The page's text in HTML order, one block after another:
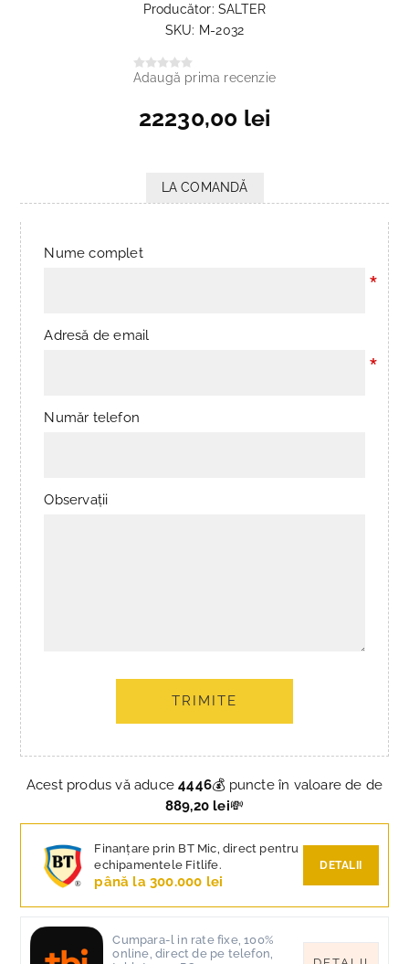
Producător: SALTER
SKU: M-2032
Adaugă prima recenzie
22230,00 lei
LA COMANDĂ
Nume complet
*
Adresă de email
*
Număr telefon
Observații
TRIMITE
Acest produs vă aduce4446💰 puncte în valoare de de
889,20 lei💸
Finanțare prin BT Mic, direct pentru
echipamentele Fitlife.
până la 300.000 lei
DETALII
Cumpara-l in rate fixe, 100%
online, direct de pe telefon,